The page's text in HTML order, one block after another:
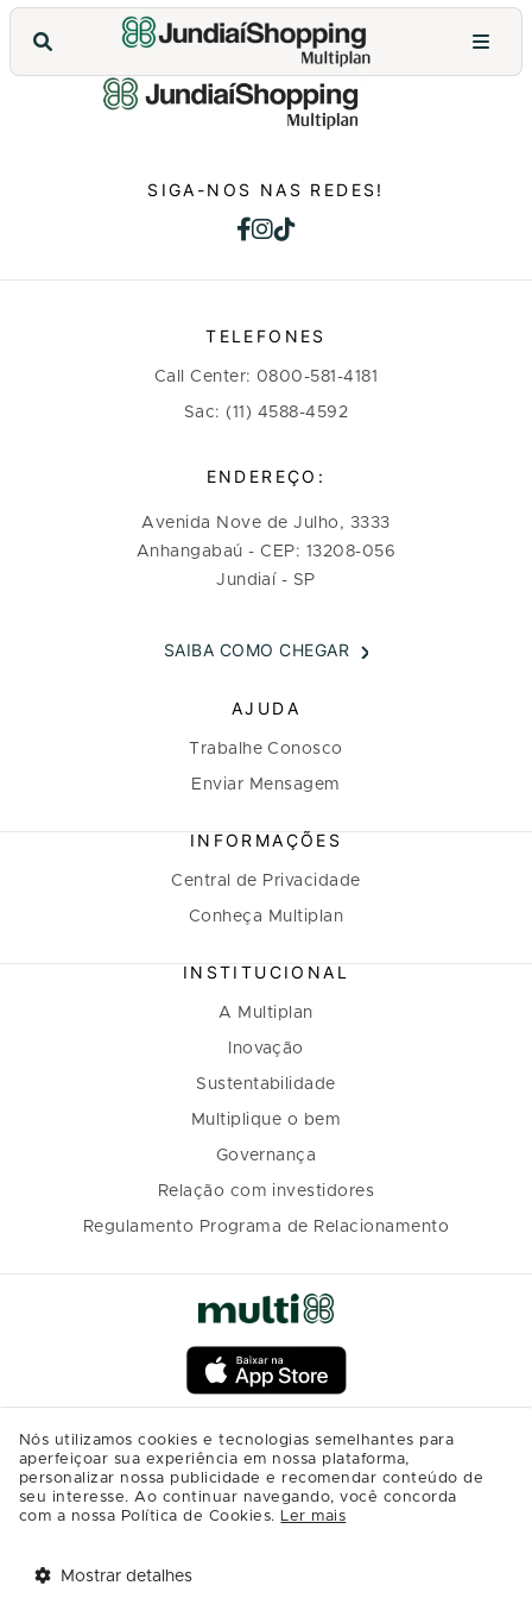
SIGA-NOS NAS REDES!
TELEFONES
Call Center: 0800-581-4181
Sac: (11) 4588-4592
ENDEREÇO:
Avenida Nove de Julho, 3333
Anhangabaú - CEP: 13208-056
Jundiaí - SP
SAIBA COMO CHEGAR
AJUDA
Trabalhe Conosco
Enviar Mensagem
INFORMAÇÕES
Central de Privacidade
Conheça Multiplan
INSTITUCIONAL
A Multiplan
Inovação
Sustentabilidade
Multiplique o bem
Governança
Relação com investidores
Regulamento Programa de Relacionamento
Nós utilizamos cookies e tecnologias semelhantes para
aperfeiçoar sua experiência em nossa plataforma,
personalizar nossa publicidade e recomendar conteúdo de
seu interesse. Ao continuar navegando, você concorda
com a nossa Política de Cookies. Ler mais
Mostrar detalhes